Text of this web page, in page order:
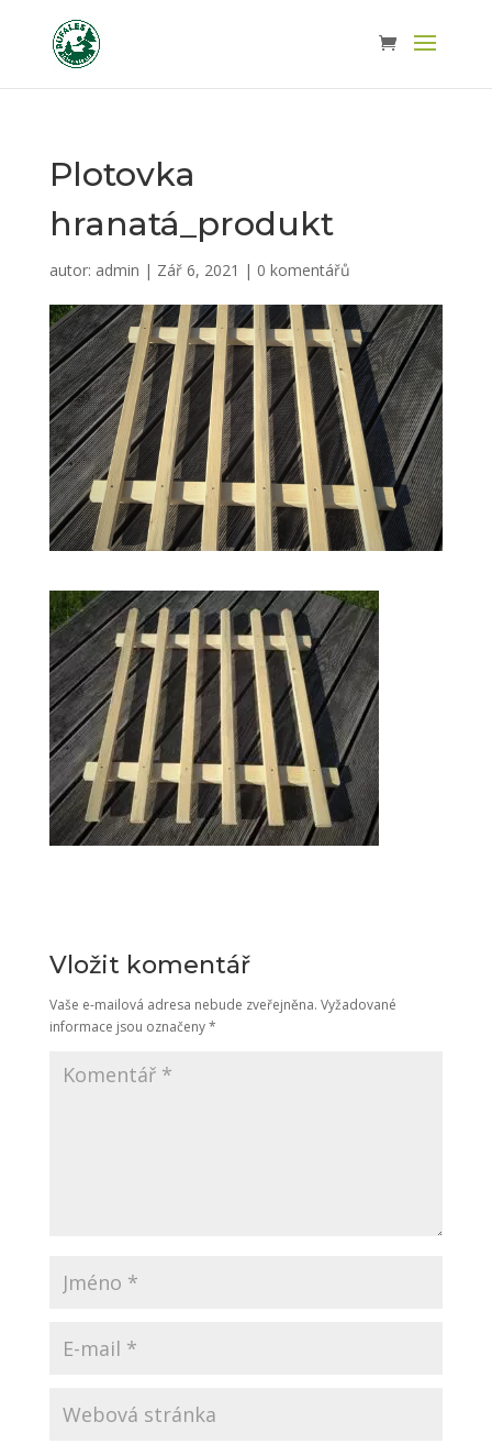
Plotovka
hranatá_produkt
autor: admin | Zář 6, 2021 | 0 komentářů
Vložit komentář
Vaše e-mailová adresa nebude zveřejněna. Vyžadované
informace jsou označeny*